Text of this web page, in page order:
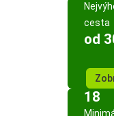
cesta
od
18